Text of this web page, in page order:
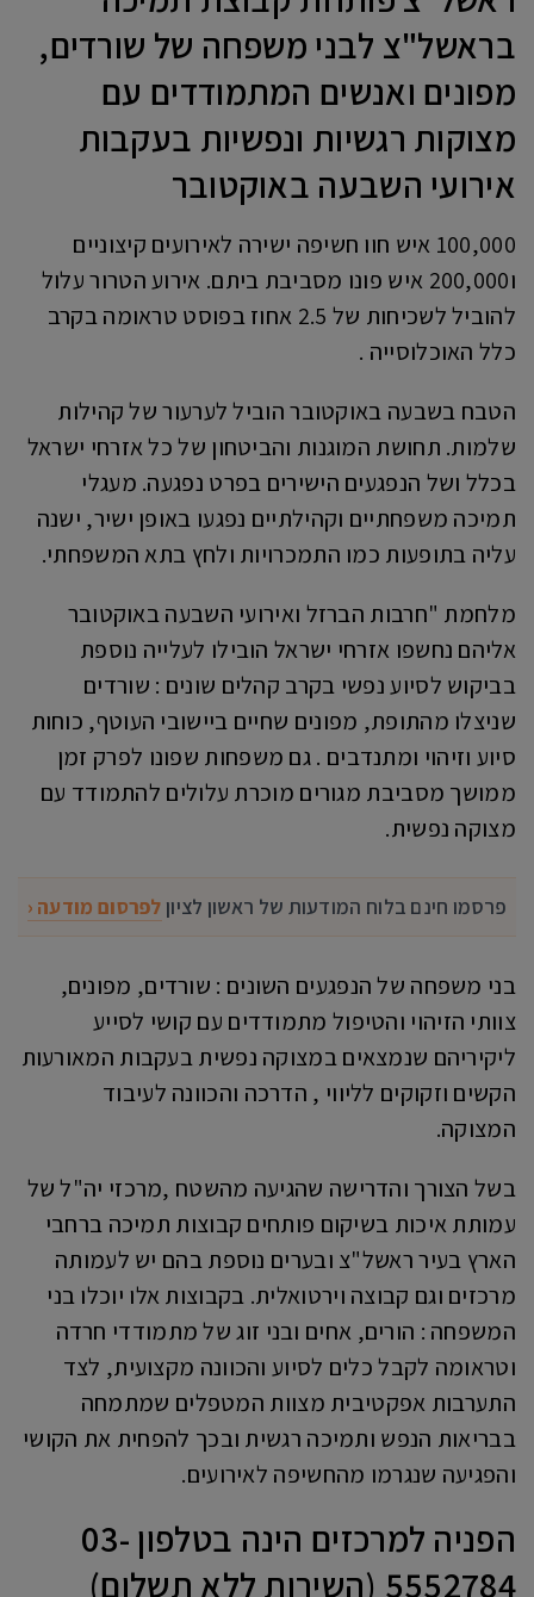
בראשל"צ לבני משפחה של שורדים,
מפונים ואנשים המתמודדים עם
מצוקות רגשיות ונפשיות בעקבות
אירועי השבעה באוקטובר
100,000 איש חוו חשיפה ישירה לאירועים קיצוניים
ו200,000 איש פונו מסביבת ביתם. אירוע הטרור עלול
להוביל לשכיחות של 2.5 אחוז בפוסט טראומה בקרב
כלל האוכלוסייה .
הטבח בשבעה באוקטובר הוביל לערעור של קהילות
שלמות. תחושת המוגנות והביטחון של כל אזרחי ישראל
בכלל ושל הנפגעים הישירים בפרט נפגעה. מעגלי
תמיכה משפחתיים וקהילתיים נפגעו באופן ישיר, ישנה
עליה בתופעות כמו התמכרויות ולחץ בתא המשפחתי.
מלחמת "חרבות הברזל ואירועי השבעה באוקטובר
אליהם נחשפו אזרחי ישראל הובילו לעלייה נוספת
בביקוש לסיוע נפשי בקרב קהלים שונים : שורדים
שניצלו מהתופת, מפונים שחיים ביישובי העוטף, כוחות
סיוע וזיהוי ומתנדבים . גם משפחות שפונו לפרק זמן
ממושך מסביבת מגורים מוכרת עלולים להתמודד עם
מצוקה נפשית.
פרסמו חינם בלוח המודעות של ראשון לציון לפרסום מודעה ‹
בני משפחה של הנפגעים השונים : שורדים, מפונים,
צוותי הזיהוי והטיפול מתמודדים עם קושי לסייע
ליקיריהם שנמצאים במצוקה נפשית בעקבות המאורעות
הקשים וזקוקים לליווי , הדרכה והכוונה לעיבוד
המצוקה.
בשל הצורך והדרישה שהגיעה מהשטח ,מרכזי יה"ל של
עמותת איכות בשיקום פותחים קבוצות תמיכה ברחבי
הארץ בעיר ראשל"צ ובערים נוספת בהם יש לעמותה
מרכזים וגם קבוצה וירטואלית. בקבוצות אלו יוכלו בני
המשפחה : הורים, אחים ובני זוג של מתמודדי חרדה
וטראומה לקבל כלים לסיוע והכוונה מקצועית, לצד
התערבות אפקטיבית מצוות המטפלים שמתמחה
בבריאות הנפש ותמיכה רגשית ובכך להפחית את הקושי
והפגיעה שנגרמו מהחשיפה לאירועים.
הפניה למרכזים הינה בטלפון 03-
5552784 (השירות ללא תשלום)